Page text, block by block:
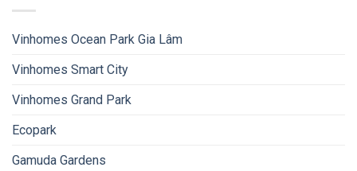
Vinhomes Ocean Park Gia Lâm
Vinhomes Smart City
Vinhomes Grand Park
Ecopark
Gamuda Gardens